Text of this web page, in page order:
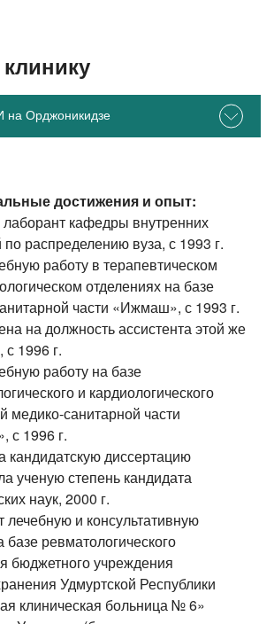
Орджоникидзе
достижения и опыт:
кафедры внутренних
по распределению вуза, с 1993 г.
работу в терапевтическом
отделениях на базе
части «Ижмаш», с 1993 г.
на должность ассистента этой же
1996 г.
работу на базе
и кардиологического
медико-санитарной части
с 1996 г.
кандидатскую диссертацию
ученую степень кандидата
наук, 2000 г.
лечебную и консультативную
базе ревматологического
бюджетного учреждения
Удмуртской Республики
клиническая больница № 6»